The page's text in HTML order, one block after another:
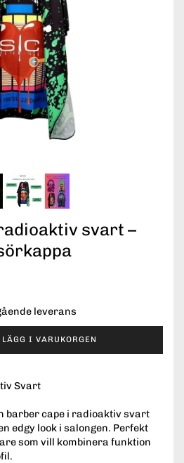
svart –
leverans
LÄGG I VARUKORGEN
Svart
barber cape i radioaktiv svart
edgy look i salongen. Perfekt
som vill kombinera funktion